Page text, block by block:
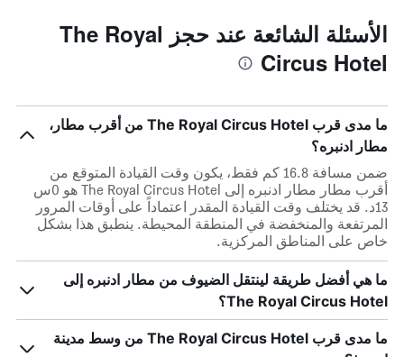
الأسئلة الشائعة عند حجز The Royal
Circus Hotel
ما مدى قرب The Royal Circus Hotel من أقرب مطار،
مطار ادنبره؟
ضمن مسافة 16.8 كم فقط، يكون وقت القيادة المتوقع من
أقرب مطار مطار ادنبره إلى The Royal Circus Hotel هو 0س
13د. قد يختلف وقت القيادة المقدر اعتماداً على أوقات المرور
المرتفعة والمنخفضة في المنطقة المحيطة. ينطبق هذا بشكل
خاص على المناطق المركزية.
ما هي أفضل طريقة لينتقل الضيوف من مطار ادنبره إلى
The Royal Circus Hotel؟
ما مدى قرب The Royal Circus Hotel من وسط مدينة